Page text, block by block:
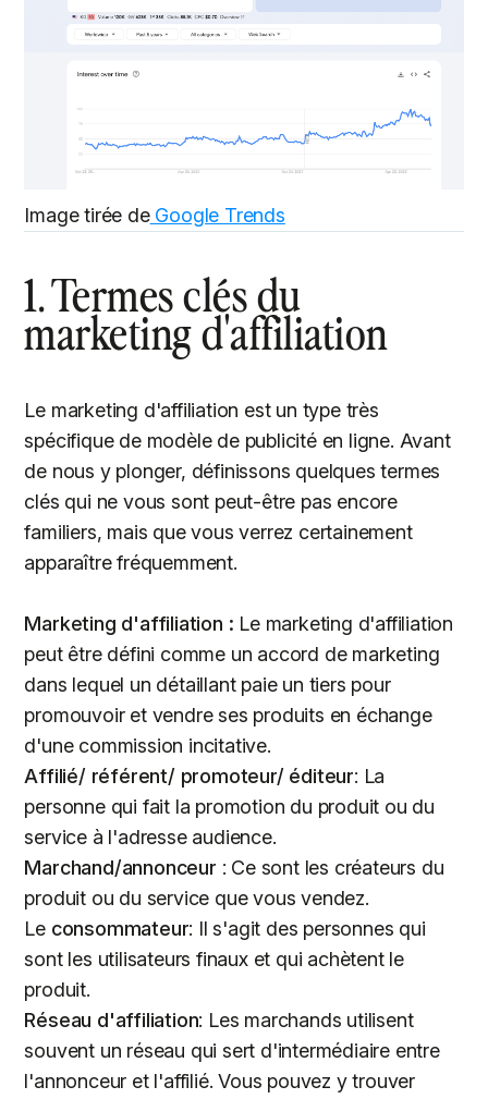
Image tirée deGoogle Trends
1. Termes clés du
marketing d'affiliation
Le marketing d'affiliation est un type très
spécifique de modèle de publicité en ligne. Avant
de nous y plonger, définissons quelques termes
clés qui ne vous sont peut-être pas encore
familiers, mais que vous verrez certainement
apparaître fréquemment.
Marketing d'affiliation : Le marketing d'affiliation
peut être défini comme un accord de marketing
dans lequel un détaillant paie un tiers pour
promouvoir et vendre ses produits en échange
d'une commission incitative.
Affilié/ référent/ promoteur/ éditeur: La
personne qui fait la promotion du produit ou du
service à l'adresse audience.
Marchand/annonceur : Ce sont les créateurs du
produit ou du service que vous vendez.
Le consommateur: Il s'agit des personnes qui
sont les utilisateurs finaux et qui achètent le
produit.
Réseau d'affiliation: Les marchands utilisent
souvent un réseau qui sert d'intermédiaire entre
l'annonceur et l'affilié. Vous pouvez y trouver